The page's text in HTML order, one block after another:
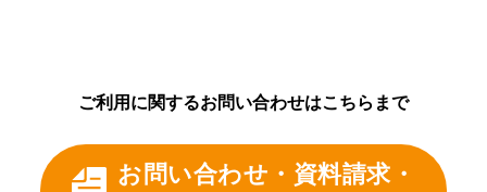
ご利用に関するお問い合わせはこちらまで
お問い合わせ・資料請求・